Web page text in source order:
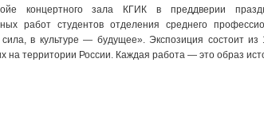
концертного зала КГИК в преддверии
работ студентов отделения среднего
в культуре — будущее». Экспозиция состоит
на территории России. Каждая работа — это образ